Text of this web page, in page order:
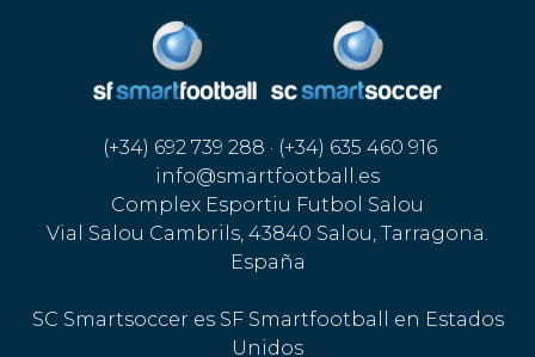
(+34) 692 739 288 · (+34) 635 460 916
info@smartfootball.es
Complex Esportiu Futbol Salou
Vial Salou Cambrils, 43840 Salou, Tarragona.
España
SC Smartsoccer es SF Smartfootball en Estados
Unidos